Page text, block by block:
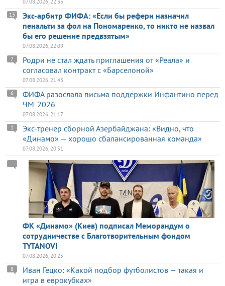
07.08.2026, 22:35
Экс-арбитр ФИФА: «Если бы рефери назначил
пенальти за фол на Пономаренко, то никто не назвал
бы его решение предвзятым»
13
07.08.2026, 22:09
Родри не стал ждать приглашения от «Реала» и
согласовал контракт с «Барселоной»
7
07.08.2026, 21:43
ФИФА разослала письма поддержки Инфантино перед
ЧМ-2026
6
07.08.2026, 21:17
Экс-тренер сборной Азербайджана: «Видно, что
«Динамо» — хорошо сбалансированная команда»
1
07.08.2026, 20:51
ФК «Динамо» (Киев) подписал Меморандум о
сотрудничестве с Благотворительным фондом
TYTANOVI
07.08.2026, 20:25
Иван Гецко: «Какой подбор футболистов — такая и
игра в еврокубках»
8